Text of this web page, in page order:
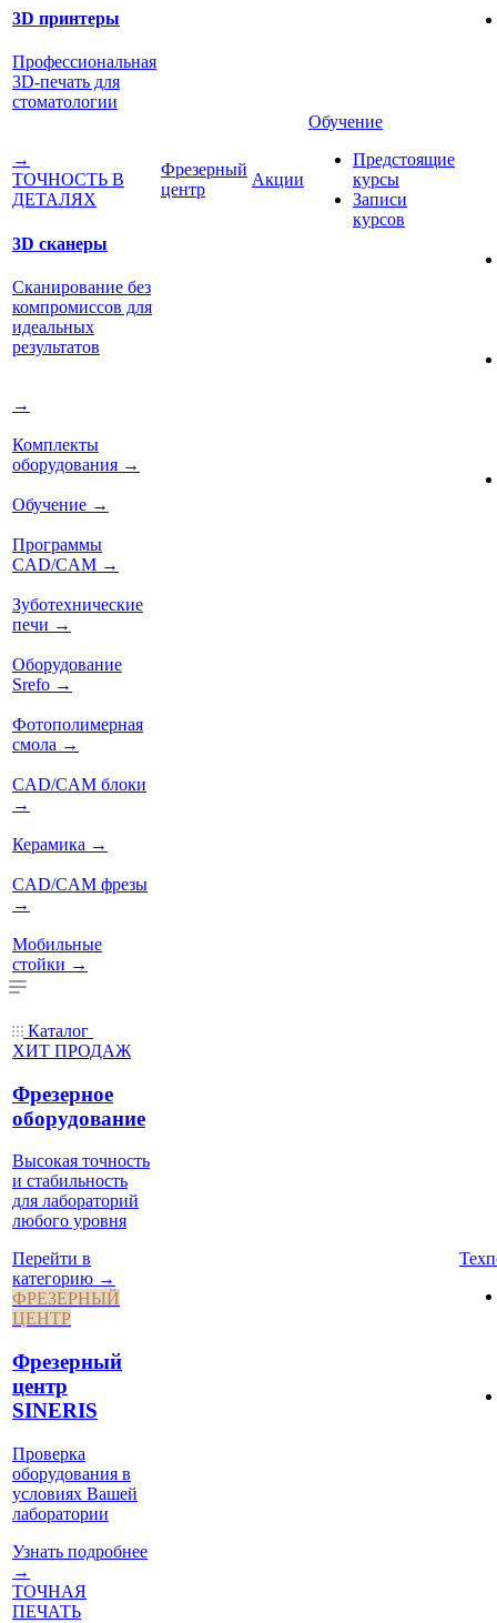
3D принтеры
Профессиональная
3D-печать для
стоматологии
→
ТОЧНОСТЬ В
ДЕТАЛЯХ
3D сканеры
Сканирование без
компромиссов для
идеальных
результатов
→
Комплекты
оборудования →
Обучение →
Программы
CAD/CAM →
Зуботехнические
печи →
Оборудование
Srefo →
Фотополимерная
смола →
CAD/CAM блоки
→
Керамика →
CAD/CAM фрезы
→
Мобильные
стойки →
Фрезерный
центр
Акции
Обучение
Предстоящие
курсы
Записи
курсов
Каталог
ХИТ ПРОДАЖ
Фрезерное
оборудование
Высокая точность
и стабильность
для лабораторий
любого уровня
Перейти в
категорию →
ФРЕЗЕРНЫЙ
ЦЕНТР
Фрезерный
центр
SINERIS
Проверка
оборудования в
условиях Вашей
лаборатории
Узнать подробнее
→
ТОЧНАЯ
ПЕЧАТЬ